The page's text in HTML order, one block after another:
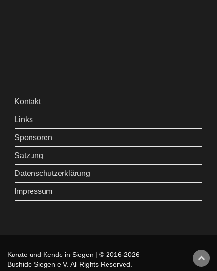
Kontakt
Links
Sponsoren
Satzung
Datenschutzerklärung
Impressum
Karate und Kendo in Siegen | © 2016-2026
Bushido Siegen e.V. All Rights Reserved.